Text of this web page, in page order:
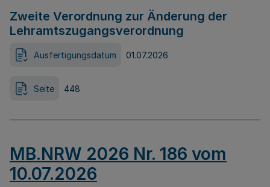
Zweite Verordnung zur Änderung der
Lehramtszugangsverordnung
Ausfertigungsdatum 01.07.2026
Seite 448
MB.NRW 2026 Nr. 186 vom
10.07.2026